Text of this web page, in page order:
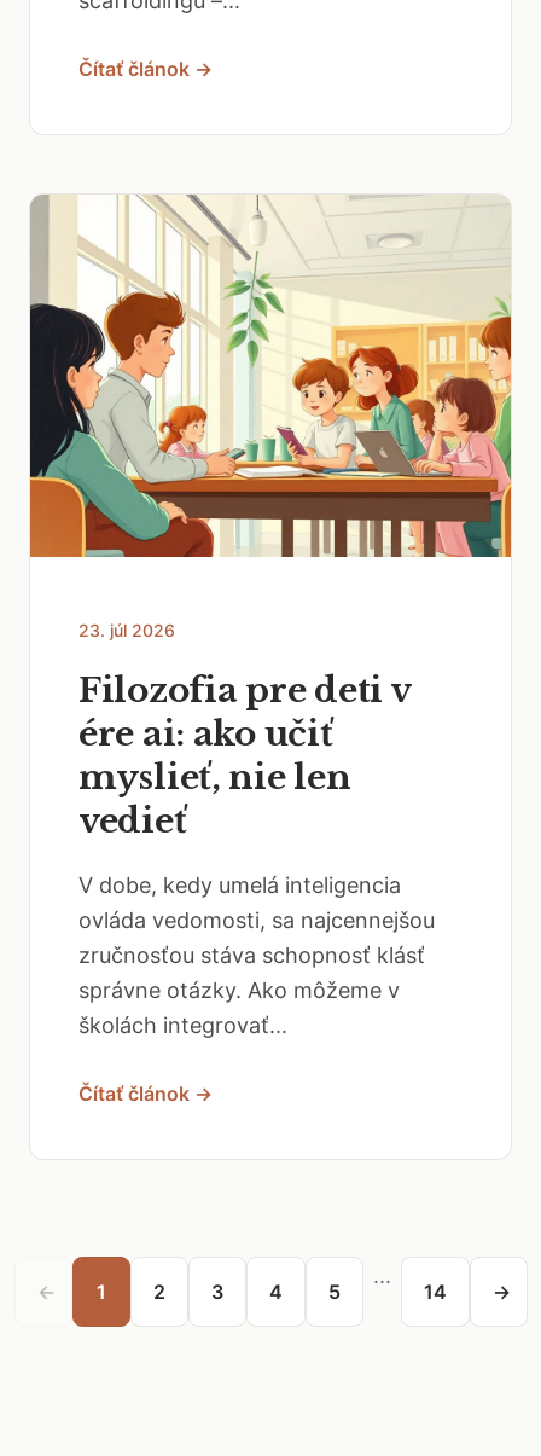
Čítať článok →
23. júl 2026
Filozofia pre deti v
ére ai: ako učiť
myslieť, nie len
vedieť
V dobe, kedy umelá inteligencia
ovláda vedomosti, sa najcennejšou
zručnosťou stáva schopnosť klásť
správne otázky. Ako môžeme v
školách integrovať...
Čítať článok →
← 1 2 3 4 5
...
14 →